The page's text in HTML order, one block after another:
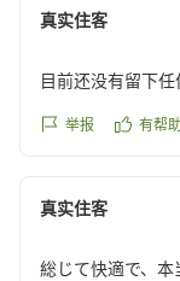
お客様のまた
真实住客
目前还没有留下任
举报 有帮
真实住客
総じて快適で、